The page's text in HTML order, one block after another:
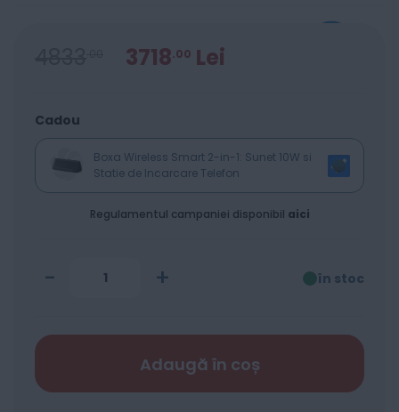
3718 00 Lei
Cadou
Boxa Wireless Smart 2-in-1: Sunet 10W si
Statie de Incarcare Telefon
Regulamentul campaniei disponibil aici
- + în stoc
Adaugă în coș